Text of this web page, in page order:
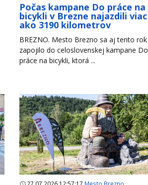
Počas kampane Do práce na
bicykli v Brezne najazdili viac
ako 3190 kilometrov
BREZNO. Mesto Brezno sa aj tento rok
zapojilo do celoslovenskej kampane Do
práce na bicykli, ktorá ...
27.07.2026 12:57:17 Mesto Brezno